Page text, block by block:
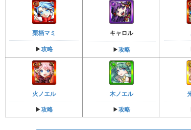
栗栖マミ
▶︎攻略
キャロル
▶︎攻略
火ノエル
▶︎攻略
木ノエル
▶︎攻略